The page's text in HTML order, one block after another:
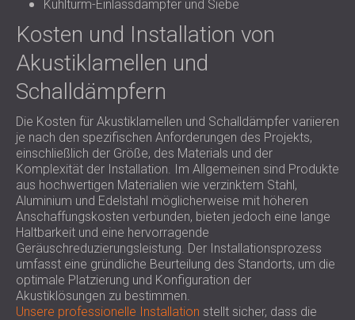
Kühlturm-Einlassdämpfer und Siebe
Kosten und Installation von
Akustiklamellen und
Schalldämpfern
Die Kosten für Akustiklamellen und Schalldämpfer variieren
je nach den spezifischen Anforderungen des Projekts,
einschließlich der Größe, des Materials und der
Komplexität der Installation. Im Allgemeinen sind Produkte
aus hochwertigen Materialien wie verzinktem Stahl,
Aluminium und Edelstahl möglicherweise mit höheren
Anschaffungskosten verbunden, bieten jedoch eine lange
Haltbarkeit und eine hervorragende
Geräuschreduzierungsleistung. Der Installationsprozess
umfasst eine gründliche Beurteilung des Standorts, um die
optimale Platzierung und Konfiguration der
Akustiklösungen zu bestimmen.
Unsere professionelle Installation stellt sicher, dass die